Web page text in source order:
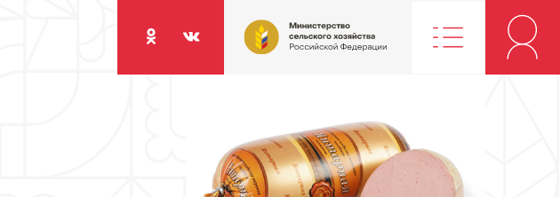
Министерство
сельского
хозяйства
Одноклассники
Вконтакте